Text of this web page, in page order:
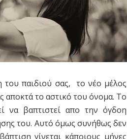
του παιδιού σας, το νέο μέλος
αποκτά το αστικό του όνομα. Το
να βαπτιστεί απο την όγδοη
του. Αυτό όμως συνήθως δεν
γίνεται κάποιους μήνες